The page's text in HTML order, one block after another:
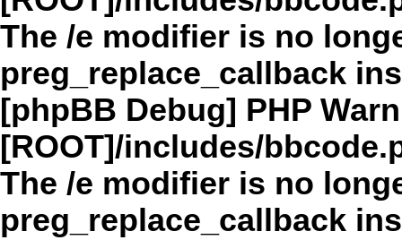
The /e modifier is no
preg_replace_callback
[phpBB Debug] PHP
[ROOT]/includes/
The /e modifier is no
preg_replace_callback